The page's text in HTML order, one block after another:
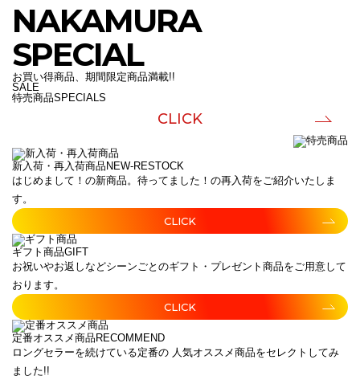
NAKAMURA
SPECIAL
お買い得商品、期間限定商品満載!!
SALE
特売商品SPECIALS
CLICK
新入荷・再入荷商品 NEW-RESTOCK
はじめまして！の新商品。待ってました！の再入荷をご紹介いたしま
す。
CLICK
ギフト商品GIFT
お祝いやお返しなどシーンごとのギフト・プレゼント商品をご用意して
おります。
CLICK
定番オススメ商品 RECOMMEND
ロングセラーを続けている定番の 人気オススメ商品をセレクトしてみ
ました!!